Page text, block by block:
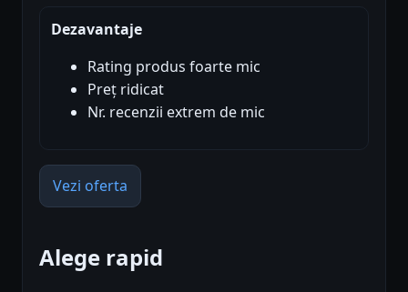
Dezavantaje
Rating produs foarte mic
Preț ridicat
Nr. recenzii extrem de mic
Vezi oferta
Alege rapid